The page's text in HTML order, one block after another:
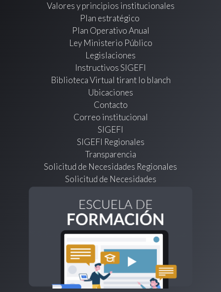
Valores y principios institucionales
Plan estratégico
Plan Operativo Anual
Ley Ministerio Público
Legislaciones
Instructivos SIGEFI
Biblioteca Virtual tirant lo blanch
Ubicaciones
Contacto
Correo institucional
SIGEFI
SIGEFI Regionales
Transparencia
Solicitud de Necesidades Regionales
Solicitud de Necesidades